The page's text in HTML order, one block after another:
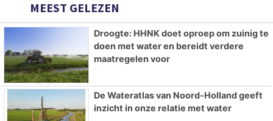
MEEST GELEZEN
Droogte: HHNK doet oproep om zuinig te
doen met water en bereidt verdere
maatregelen voor
De Wateratlas van Noord-Holland geeft
inzicht in onze relatie met water